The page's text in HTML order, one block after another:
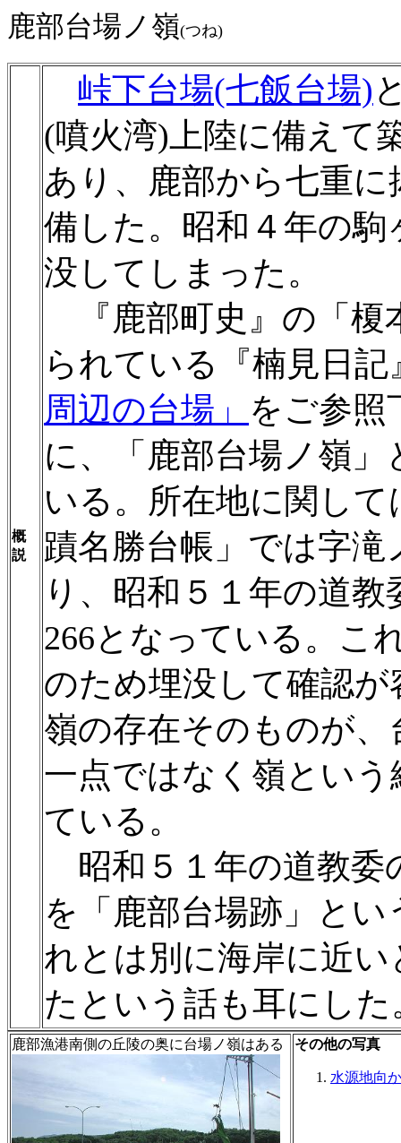
鹿部台場ノ嶺(つね)
概
説
峠下台場(七飯台場)
(噴火湾)上陸に備えて
あり、鹿部から七重
備した。昭和４年の
没してしまった。
『鹿部町史』の「榎
られている『楠見日
周辺の台場」 をご参照
に、「鹿部台場ノ嶺
いる。所在地に関し
蹟名勝台帳」では字滝
り、昭和５１年の道
266となっている。こ
のため埋没して確認
嶺の存在そのものが
一点ではなく嶺とい
ている。
昭和５１年の道教委
を「鹿部台場跡」と
れとは別に海岸に近
たという話も耳にした
鹿部漁港南側の丘陵の奥に台場ノ嶺はある その他の写真
水源地向